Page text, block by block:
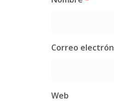
Correo
Web